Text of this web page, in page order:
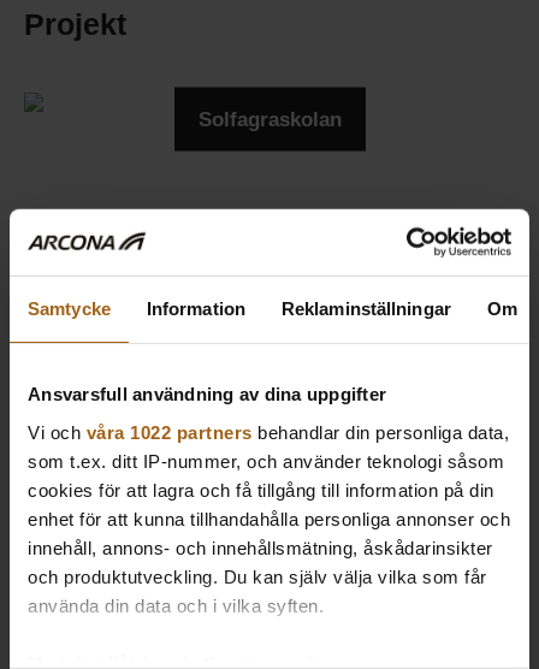
Samtycke Information Reklaminställningar Om
Ansvarsfull användning av dina uppgifter
Vi och våra 1022 partners behandlar din personliga data,
som t.ex. ditt IP-nummer, och använder teknologi såsom
cookies för att lagra och få tillgång till information på din
enhet för att kunna tillhandahålla personliga annonser och
innehåll, annons- och innehållsmätning, åskådarinsikter
och produktutveckling. Du kan själv välja vilka som får
använda din data och i vilka syften.
Projekt
Solfagraskolan
Trikåfabriken 9